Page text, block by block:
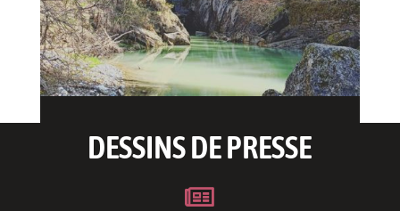
DESSINS DE PRESSE
